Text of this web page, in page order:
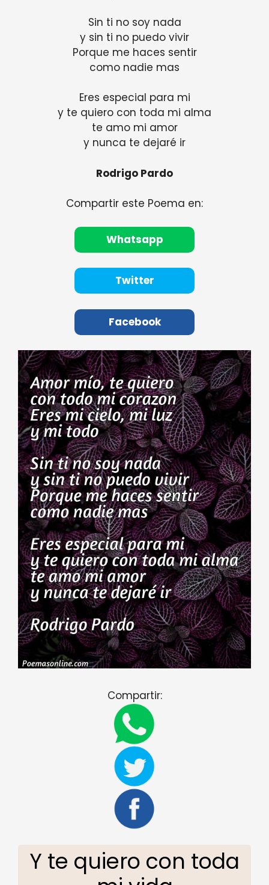
Sin ti no soy nada
y sin ti no puedo vivir
Porque me haces sentir
como nadie mas
Eres especial para mi
y te quiero con toda mi alma
te amo mi amor
y nunca te dejaré ir
Rodrigo Pardo
Compartir este Poema en:
Whatsapp
Twitter
Facebook
Compartir:
Y te quiero con toda